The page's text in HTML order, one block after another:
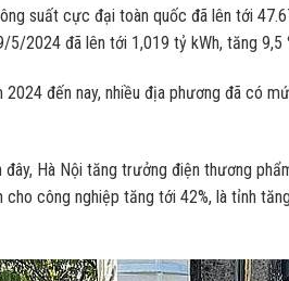
suất cực đại toàn quốc đã lên tới
2024 đã lên tới 1,019 tỷ kWh, tăng 9,5
2024 đến nay, nhiều địa phương đã có
Hà Nội tăng trưởng điện thương
công nghiệp tăng tới 42%, là tỉnh